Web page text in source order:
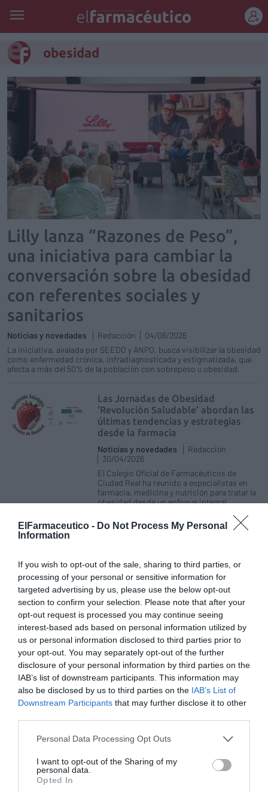
ElFarmaceutico - Do Not Process My Personal
Information
If you wish to opt-out of the sale, sharing to third parties, or
processing of your personal or sensitive information for
targeted advertising by us, please use the below opt-out
section to confirm your selection. Please note that after your
opt-out request is processed you may continue seeing
interest-based ads based on personal information utilized by
us or personal information disclosed to third parties prior to
your opt-out. You may separately opt-out of the further
disclosure of your personal information by third parties on the
IAB’s list of downstream participants. This information may
also be disclosed by us to third parties on the IAB’s List of
Downstream Participants that may further disclose it to other
Personal Data Processing Opt Outs
I want to opt-out of the Sharing of my
personal data.
Opted In
obesidad
Lilly lanza “Razones de Peso”,
una iniciativa para cambiar la
conversación sobre la obesidad
con referentes sociales y
sanitarios
Noticias y novedades Redacción
04/06/2026
La iniciativa, avalada por SEEDO y ANPO, busca visibilizar la obesidad
como enfermedad crónica, infradiagnosticada y estigmatizada, que
afecta a más del 50% de la población con sobrepeso u obesidad.
Las Jornadas de Obesidad
‘Revolución Saludable’ abordan las
últimas tendencias y estrategias
desde la farmacia
Noticias y novedades
Redacción
30/04/2026
El Colegio Oficial de Farmacéuticos de
Ciudad Real ha reunido a especialistas en
farmacia, medicina y nutrición para tratar la
obesidad desde un enfoque integral
Novo Nordisk reduce el precio de
contra la obesidad
Noticias y novedades
Redacción
02/04/2026
Las dosis de semaglutida 1,7 mg y 2,4 mg
bajan un 14% y 17,6% respectivamente, con
el fin de avanzar hacia la equidad en el
abordaje de la obesidad como enfermedad
crónica
La EMA amplía el uso de tirzepatida
(Mounjaro®) para tratar a adultos
con obesidad e insuficiencia
cardíaca con fracción de eyección
preservada
Noticias y novedades
Redacción
19/02/2026
La actualización aprobada por la Comisión
Europea incorpora los resultados del estudio